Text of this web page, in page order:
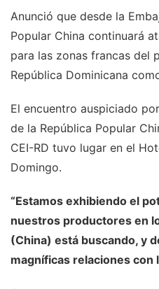
Anunció que desde la
Popular China continuará
para las zonas francas del
República Dominicana
El encuentro auspiciado
de la República Popular
CEI-RD tuvo lugar en el
Domingo.
“Estamos exhibiendo el
nuestros productores en
(China) está buscando, y
magníficas relaciones con